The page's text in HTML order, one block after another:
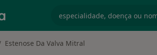
Estenose Da Valva Mitral